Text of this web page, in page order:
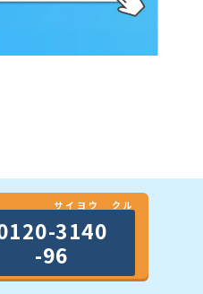
のお客様は
サイヨウ クル
3140
-96